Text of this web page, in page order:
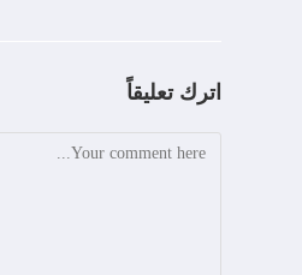
اترك تعليقاً